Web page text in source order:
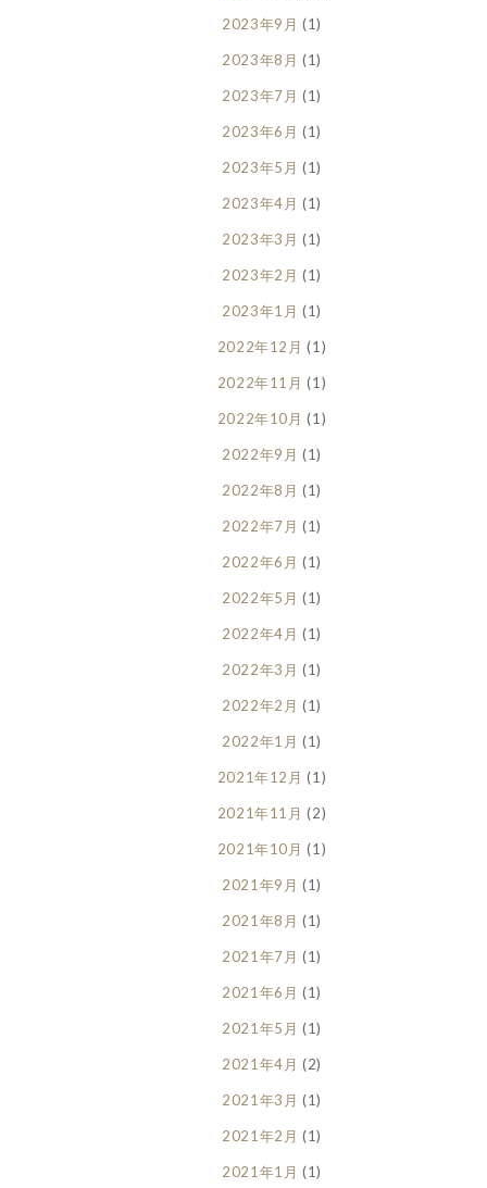
2023年9月 (1)
2023年8月 (1)
2023年7月 (1)
2023年6月 (1)
2023年5月 (1)
2023年4月 (1)
2023年3月 (1)
2023年2月 (1)
2023年1月 (1)
2022年12月 (1)
2022年11月 (1)
2022年10月 (1)
2022年9月 (1)
2022年8月 (1)
2022年7月 (1)
2022年6月 (1)
2022年5月 (1)
2022年4月 (1)
2022年3月 (1)
2022年2月 (1)
2022年1月 (1)
2021年12月 (1)
2021年11月 (2)
2021年10月 (1)
2021年9月 (1)
2021年8月 (1)
2021年7月 (1)
2021年6月 (1)
2021年5月 (1)
2021年4月 (2)
2021年3月 (1)
2021年2月 (1)
2021年1月 (1)